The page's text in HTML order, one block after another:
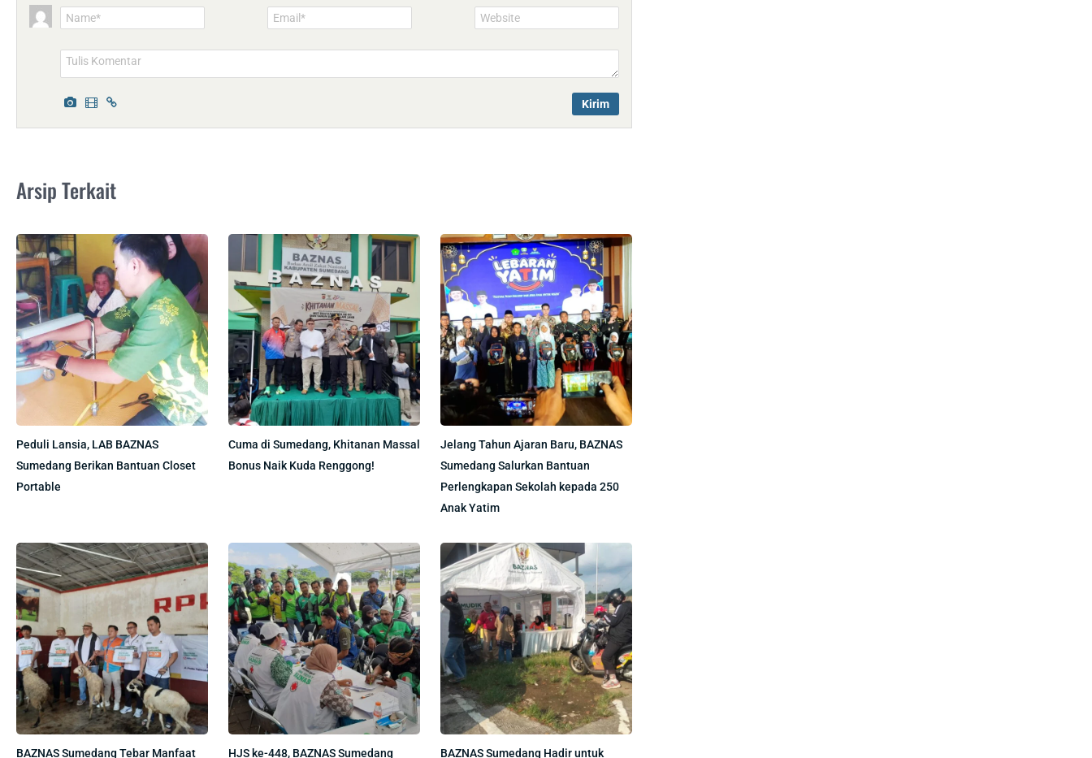
Name* Email* Website
Arsip Terkait
Peduli Lansia, LAB BAZNAS
Sumedang Berikan Bantuan Closet
Portable
Cuma di Sumedang, Khitanan Massal
Bonus Naik Kuda Renggong!
Jelang Tahun Ajaran Baru, BAZNAS
Sumedang Salurkan Bantuan
Perlengkapan Sekolah kepada 250
Anak Yatim
BAZNAS Sumedang Tebar Manfaat HJS ke-448, BAZNAS Sumedang BAZNAS Sumedang Hadir untuk